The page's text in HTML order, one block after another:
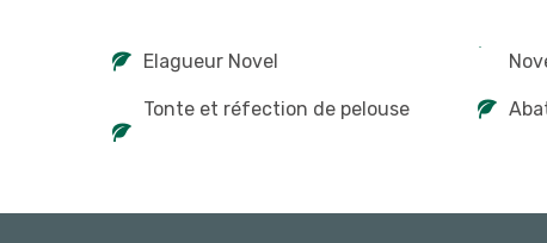
Elagueur Novel
Tonte et réfection de pelouse